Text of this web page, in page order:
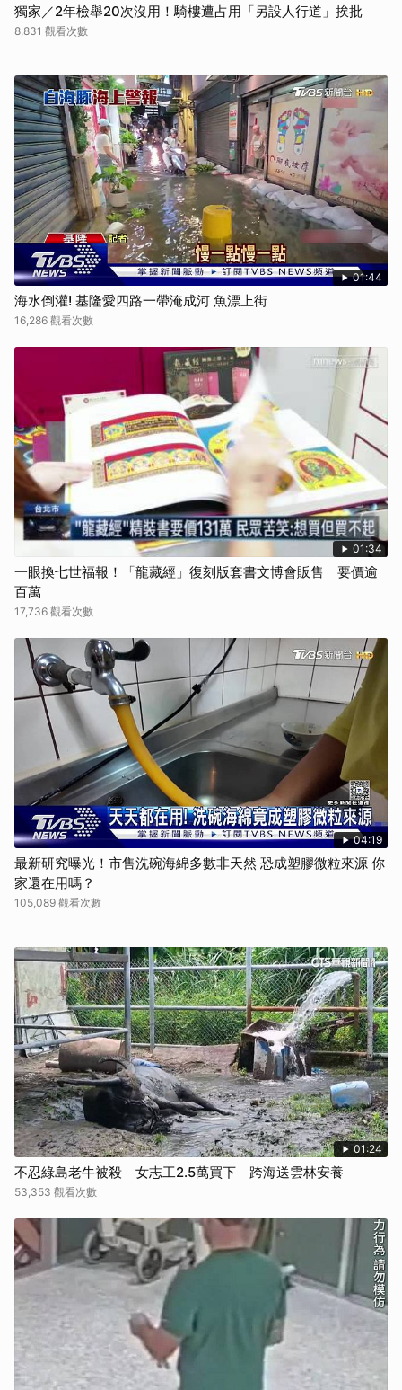
獨家／2年檢舉20次沒用！騎樓遭占用「另設人行道」挨批
8,831 觀看次數
01:44
海水倒灌! 基隆愛四路一帶淹成河 魚漂上街
16,286 觀看次數
01:34
一眼換七世福報！「龍藏經」復刻版套書文博會販售 要價逾
百萬
17,736 觀看次數
04:19
最新研究曝光！市售洗碗海綿多數非天然 恐成塑膠微粒來源 你
家還在用嗎？
105,089 觀看次數
01:24
不忍綠島老牛被殺 女志工2.5萬買下 跨海送雲林安養
53,353 觀看次數